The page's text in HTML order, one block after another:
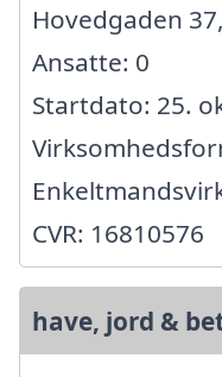
Hovedgaden
Ansatte: 0
Startdato: 25.
CVR: 16810576
have, jord &